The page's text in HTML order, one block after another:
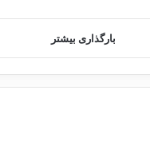
بارگذاری بیشتر